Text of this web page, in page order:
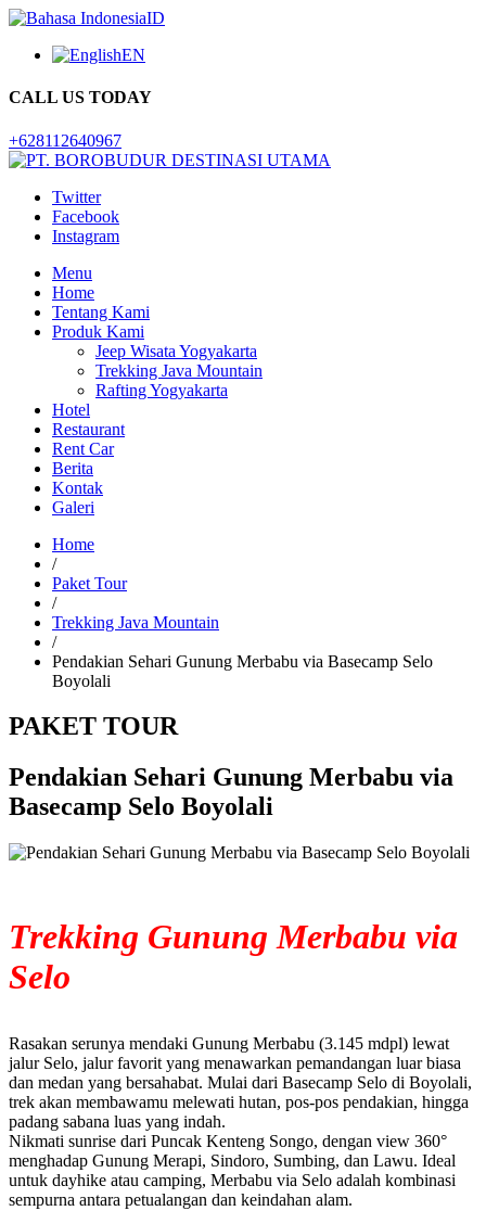
ID
EN
CALL US TODAY
+628112640967
Twitter
Facebook
Instagram
Menu
Home
Tentang Kami
Produk Kami
Jeep Wisata Yogyakarta
Trekking Java Mountain
Rafting Yogyakarta
Hotel
Restaurant
Rent Car
Berita
Kontak
Galeri
Home
/
Paket Tour
/
Trekking Java Mountain
/
Pendakian Sehari Gunung Merbabu via Basecamp Selo
Boyolali
PAKET TOUR
Pendakian Sehari Gunung Merbabu via
Basecamp Selo Boyolali
Trekking Gunung Merbabu via
Selo
Rasakan serunya mendaki Gunung Merbabu (3.145 mdpl) lewat
jalur Selo, jalur favorit yang menawarkan pemandangan luar biasa
dan medan yang bersahabat. Mulai dari Basecamp Selo di Boyolali,
trek akan membawamu melewati hutan, pos-pos pendakian, hingga
padang sabana luas yang indah.
Nikmati sunrise dari Puncak Kenteng Songo, dengan view 360°
menghadap Gunung Merapi, Sindoro, Sumbing, dan Lawu. Ideal
untuk dayhike atau camping, Merbabu via Selo adalah kombinasi
sempurna antara petualangan dan keindahan alam.